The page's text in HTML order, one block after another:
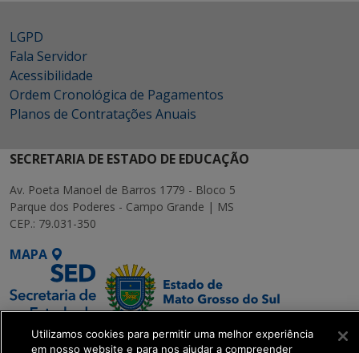
LGPD
Fala Servidor
Acessibilidade
Ordem Cronológica de Pagamentos
Planos de Contratações Anuais
SECRETARIA DE ESTADO DE EDUCAÇÃO
Av. Poeta Manoel de Barros 1779 - Bloco 5
Parque dos Poderes - Campo Grande | MS
CEP.: 79.031-350
MAPA
Utilizamos cookies para permitir uma melhor experiência
em nosso website e para nos ajudar a compreender